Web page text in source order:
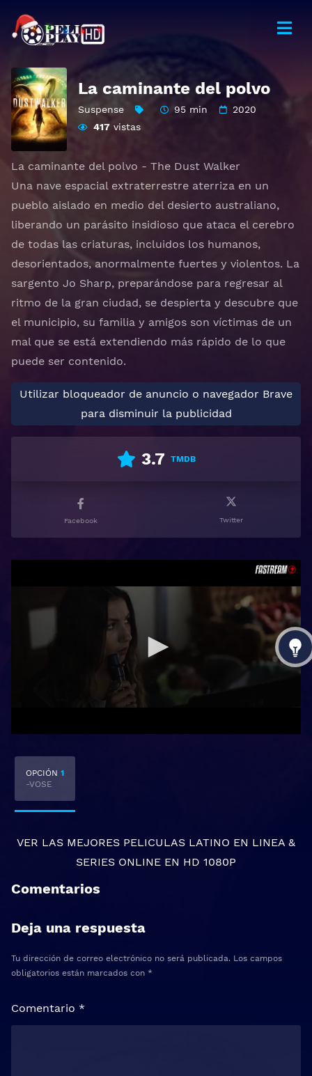
La caminante del polvo
Suspense 95 min
2020
417 vistas
La caminante del polvo - The Dust Walker
Una nave espacial extraterrestre aterriza en un
pueblo aislado en medio del desierto australiano,
liberando un parásito insidioso que ataca el cerebro
de todas las criaturas, incluidos los humanos,
desorientados, anormalmente fuertes y violentos. La
sargento Jo Sharp, preparándose para regresar al
ritmo de la gran ciudad, se despierta y descubre que
el municipio, su familia y amigos son víctimas de un
mal que se está extendiendo más rápido de lo que
puede ser contenido.
Utilizar bloqueador de anuncio o navegador Brave
para disminuir la publicidad
3.7 TMDB
Facebook Twitter
OPCIÓN 1
-VOSE
VER LAS MEJORES PELICULAS LATINO EN LINEA &
SERIES ONLINE EN HD 1080P
Comentarios
Deja una respuesta
Tu dirección de correo electrónico no será publicada. Los campos
obligatorios están marcados con *
Comentario *